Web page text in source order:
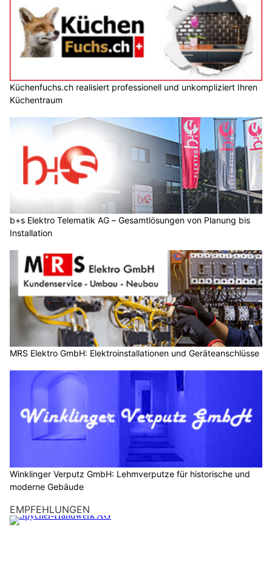
Küchenfuchs.ch realisiert professionell und unkompliziert Ihren
Küchentraum
b+s Elektro Telematik AG – Gesamtlösungen von Planung bis
Installation
MRS Elektro GmbH: Elektroinstallationen und Geräteanschlüsse
Winklinger Verputz GmbH: Lehmverputze für historische und
moderne Gebäude
EMPFEHLUNGEN